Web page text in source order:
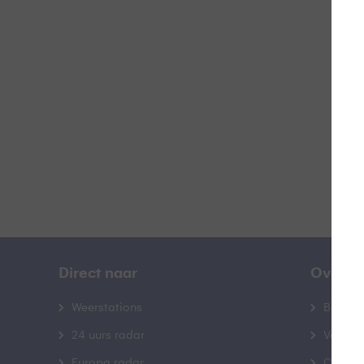
Direct naar
Weerstations
24 uurs radar
Over